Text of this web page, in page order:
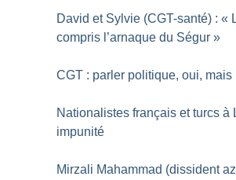
David et Sylvie (CGT-santé) : «
compris l’arnaque du Ségur »
CGT : parler politique, oui,
Nationalistes français et turcs à
impunité
Mirzali Mahammad (dissident